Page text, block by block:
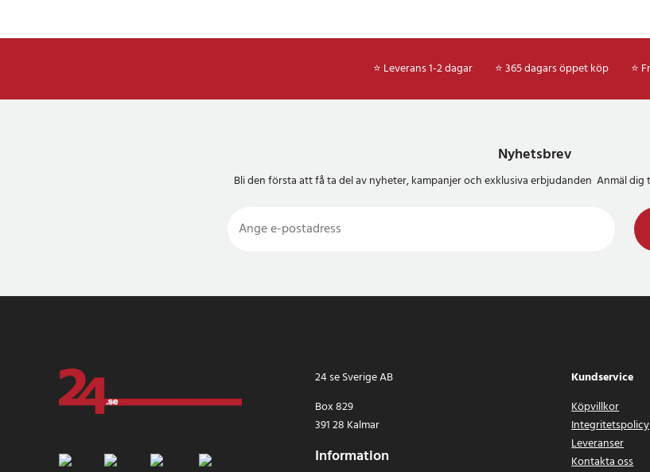
⭐ Leverans 1-2 dagar ⭐ 365 dagars öppet köp ⭐
Nyhetsbrev
Bli den första att få ta del av nyheter, kampanjer och exklusiva erbjudanden Anmäl
24 se Sverige AB
Box 829
391 28 Kalmar
Information
Kundservice
Köpvillkor
Integritetspolicy
Leveranser
Kontakta oss